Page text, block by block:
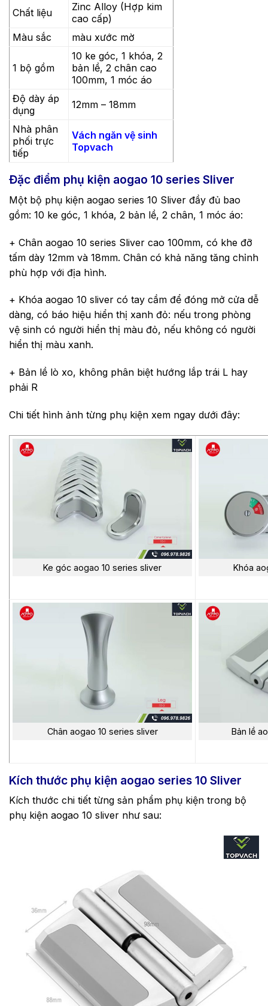
Chất liệu
Zinc Alloy (Hợp kim
cao cấp)
Màu sắc
màu xước mờ
1 bộ gồm
10 ke góc, 1 khóa, 2
bản lề, 2 chân cao
100mm, 1 móc áo
Độ dày áp
dụng
12mm – 18mm
Nhà phân
phối trực
tiếp
Vách ngăn vệ sinh
Topvach
Đặc điểm phụ kiện aogao 10 series Sliver
Một bộ phụ kiện aogao series 10 Sliver đầy đủ bao
gồm: 10 ke góc, 1 khóa, 2 bản lề, 2 chân, 1 móc áo:
+ Chân aogao 10 series Sliver cao 100mm, có khe đỡ
tấm dày 12mm và 18mm. Chân có khả năng tăng chỉnh
phù hợp với địa hình.
+ Khóa aogao 10 sliver có tay cầm để đóng mở cửa dễ
dàng, có báo hiệu hiển thị xanh đỏ: nếu trong phòng
vệ sinh có người hiển thị màu đỏ, nếu không có người
hiển thị màu xanh.
+ Bản lề lò xo, không phân biệt hướng lắp trái L hay
phải R
Chi tiết hình ảnh từng phụ kiện xem ngay dưới đây:
Ke góc aogao 10 series sliver Khóa
Chân aogao 10 series sliver Bản lề
Kích thước phụ kiện aogao series 10 Sliver
Kích thước chi tiết từng sản phẩm phụ kiện trong bộ
phụ kiện aogao 10 sliver như sau: